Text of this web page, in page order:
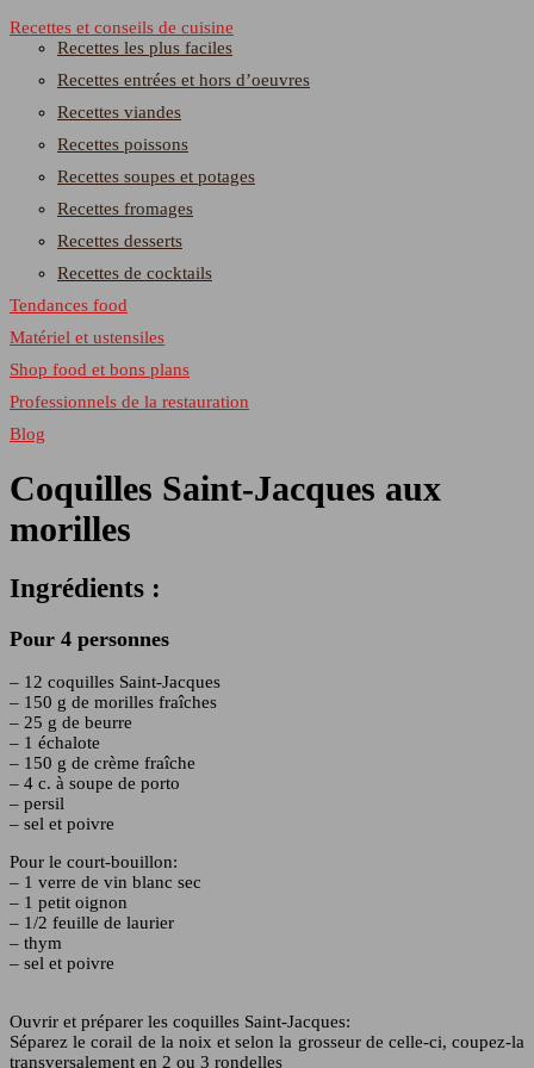
Recettes et conseils de cuisine
Recettes les plus faciles
Recettes entrées et hors d’oeuvres
Recettes viandes
Recettes poissons
Recettes soupes et potages
Recettes fromages
Recettes desserts
Recettes de cocktails
Tendances food
Matériel et ustensiles
Shop food et bons plans
Professionnels de la restauration
Blog
Coquilles Saint-Jacques aux
morilles
Ingrédients :
Pour 4 personnes
– 12 coquilles Saint-Jacques
– 150 g de morilles fraîches
– 25 g de beurre
– 1 échalote
– 150 g de crème fraîche
– 4 c. à soupe de porto
– persil
– sel et poivre
Pour le court-bouillon:
– 1 verre de vin blanc sec
– 1 petit oignon
– 1/2 feuille de laurier
– thym
– sel et poivre
Ouvrir et préparer les coquilles Saint-Jacques:
Séparez le corail de la noix et selon la grosseur de celle-ci, coupez-la
transversalement en 2 ou 3 rondelles